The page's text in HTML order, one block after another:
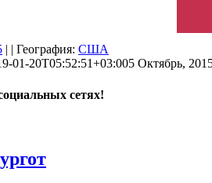
| | География: США
01-20T05:52:51+03:005 Октябрь,
сетях!